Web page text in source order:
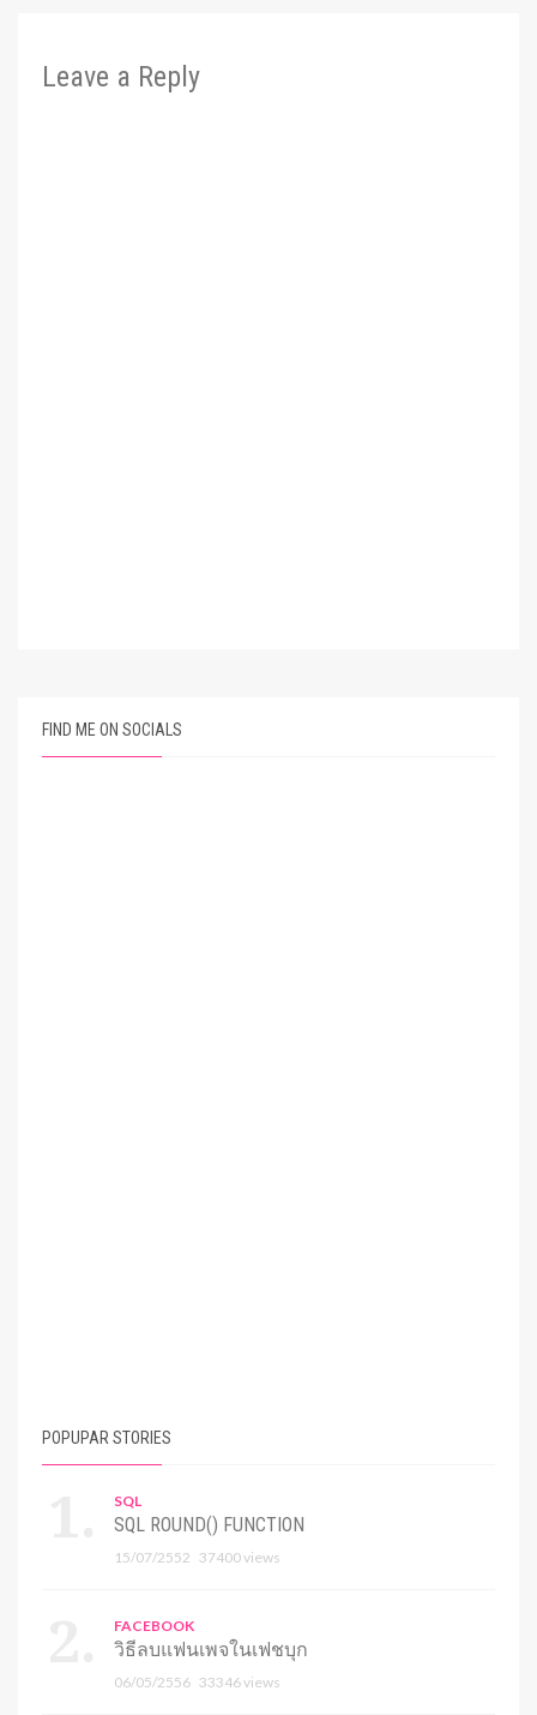
Leave a Reply
FIND ME ON SOCIALS
POPUPAR STORIES
SQL
SQL ROUND() FUNCTION
15/07/2552 37400 views
FACEBOOK
วิธีลบแฟนเพจในเฟชบุก
06/05/2556 33346 views